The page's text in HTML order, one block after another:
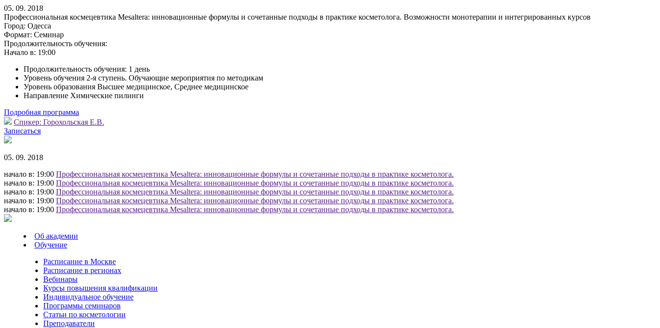
05. 09. 2018
Профессиональная космецевтика Mesaltera: инновационные формулы и сочетанные подходы в практике косметолога. Возможности монотерапии и интегрированных курсов
Город: Одесса
Формат: Семинар
Продолжительность обучения:
Начало в: 19:00
Продолжительность обучения: 1 день
Уровень обучения 2-я ступень. Обучающие мероприятия по методикам
Уровень образования Высшее медицинское, Среднее медицинское
Направление Химические пилинги
Подробная программа
Спикер: Горохольская Е.В.
Записаться
05. 09. 2018
начало в: 19:00 Профессиональная космецевтика Mesaltera: инновационные формулы и сочетанные подходы в практике косметолога.
начало в: 19:00 Профессиональная космецевтика Mesaltera: инновационные формулы и сочетанные подходы в практике косметолога.
начало в: 19:00 Профессиональная космецевтика Mesaltera: инновационные формулы и сочетанные подходы в практике косметолога.
начало в: 19:00 Профессиональная космецевтика Mesaltera: инновационные формулы и сочетанные подходы в практике косметолога.
начало в: 19:00 Профессиональная космецевтика Mesaltera: инновационные формулы и сочетанные подходы в практике косметолога.
Об академии
Обучение
Расписание в Москве
Расписание в регионах
Вебинары
Курсы повышения квалификации
Индивидуальное обучение
Программы семинаров
Статьи по косметологии
Преподаватели